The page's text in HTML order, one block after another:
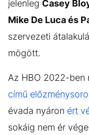
jelenleg Casey
Mike De Luca és
szervezeti
mögött.
Az HBO 2022-ben
című
évada nyáron ért
sokáig nem ér